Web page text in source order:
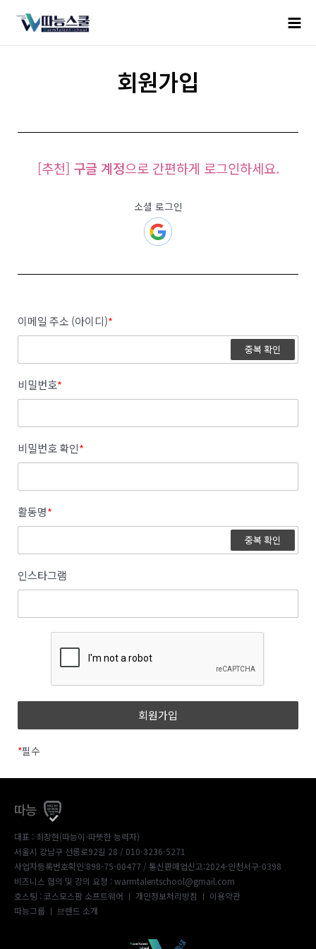
회원가입
[추천] 구글 계정으로 간편하게 로그인하세요.
소셜 로그인
이메일 주소 (아이디)*
중복 확인
비밀번호*
비밀번호 확인*
활동명*
중복 확인
인스타그램
*필수
따능
대표 : 최창현(따능이-따뜻한 능력자)
서울시 강남구 선릉로92길 28 / 010-3236-5271
사업자등록번호확인:898-75-00477 / 통신판매업신고:2024-인천서구-0398
비즈니스 협의 및 강의 요청 : warmtalentschool@gmail.com
호스팅 : 코스모스팜 소프트웨어 ㅣ 개인정보처리방침 ㅣ 이용약관
따능그룹 ㅣ 브랜드 소개